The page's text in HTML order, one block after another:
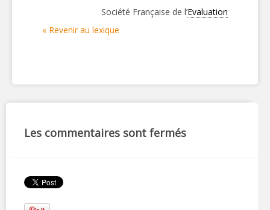
Société Française de l’Evaluation
« Revenir au lexique
Les commentaires sont fermés